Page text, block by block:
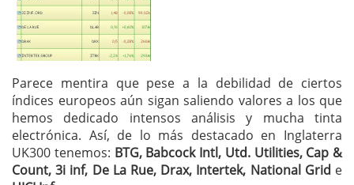
Parece mentira que pese a la debilidad de ciertos
índices europeos aún sigan saliendo valores a los que
hemos dedicado intensos análisis y mucha tinta
electrónica. Así, de lo más destacado en Inglaterra
UK300 tenemos: BTG, Babcock Intl, Utd. Utilities, Cap &
Count, 3i inf, De La Rue, Drax, Intertek, National Grid e